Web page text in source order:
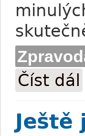
Číst dál
Ještě